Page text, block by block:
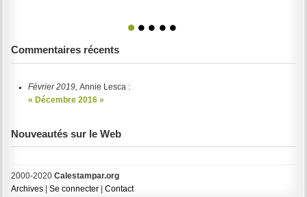
1 2 3 4 5
Commentaires récents
Février 2019, Annie Lesca :
« Décembre 2016 »
Nouveautés sur le Web
2000-2020Calestampar.org
Archives |Se connecter |Contact